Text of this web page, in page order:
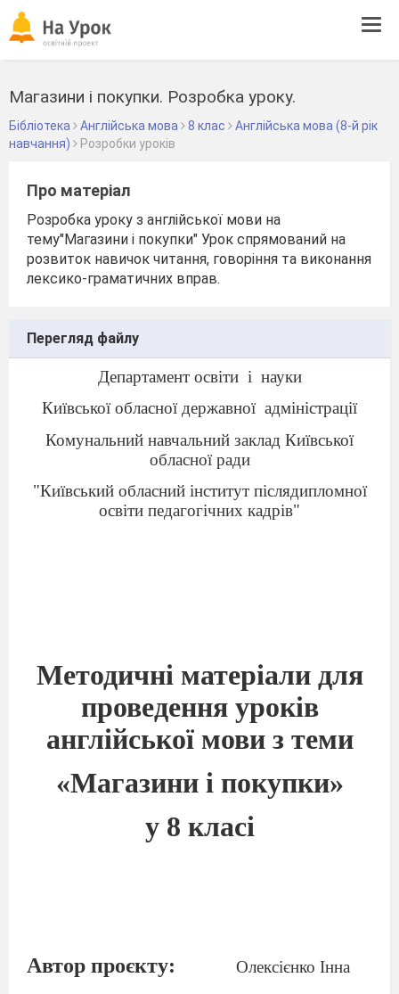
Магазини і покупки. Розробка уроку.
Бібліотека Англійська мова 8 клас
Англійська мова (8-й рік
навчання)
Розробки уроків
Про матеріал
Розробка уроку з англійської мови на
тему"Магазини і покупки" Урок спрямований на
розвиток навичок читання, говоріння та виконання
лексико-граматичних вправ.
Перегляд файлу
Департамент освіти і науки
Київської обласної державної адміністрації
Комунальний навчальний заклад Київської
обласної ради
"Київський обласний інститут післядипломної
освіти педагогічних кадрів"
Методичні матеріали для
проведення уроків
англійської мови з теми
«Магазини і покупки»
у 8 класі
Автор проєкту:
Олексієнко Інна